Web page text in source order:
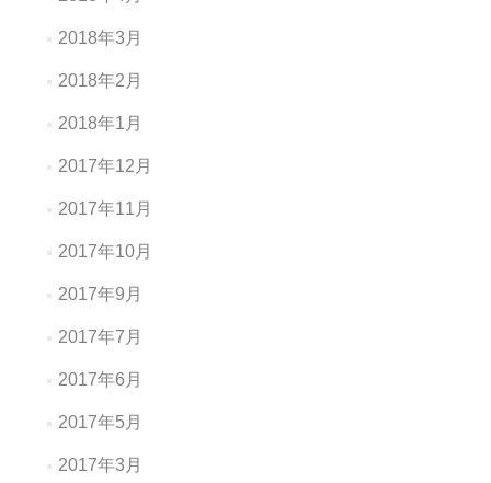
2018年3月
2018年2月
2018年1月
2017年12月
2017年11月
2017年10月
2017年9月
2017年7月
2017年6月
2017年5月
2017年3月